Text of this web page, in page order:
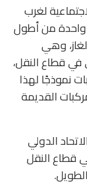
لغرب
واحدة من أطول
وهي
في قطاع النقل،
نموذجًا لهذا
القديمة
الدولي
قطاع النقل